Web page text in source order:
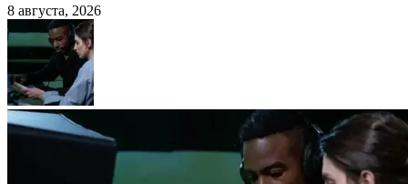
8 августа, 2026